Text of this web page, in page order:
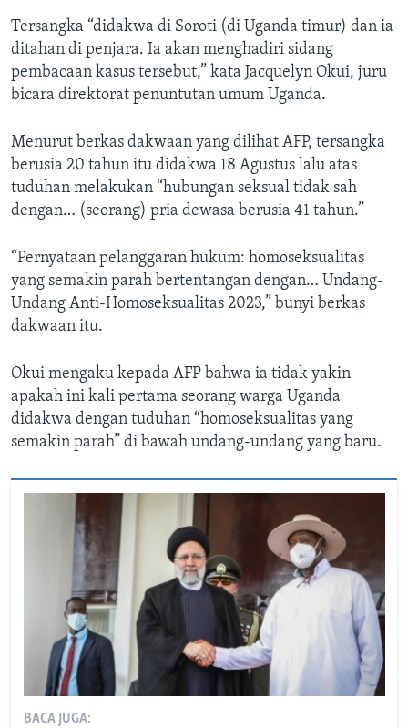
Tersangka “didakwa di Soroti (di Uganda timur) dan ia
ditahan di penjara. Ia akan menghadiri sidang
pembacaan kasus tersebut,” kata Jacquelyn Okui, juru
bicara direktorat penuntutan umum Uganda.
Menurut berkas dakwaan yang dilihat AFP, tersangka
berusia 20 tahun itu didakwa 18 Agustus lalu atas
tuduhan melakukan “hubungan seksual tidak sah
dengan… (seorang) pria dewasa berusia 41 tahun.”
“Pernyataan pelanggaran hukum: homoseksualitas
yang semakin parah bertentangan dengan… Undang-
Undang Anti-Homoseksualitas 2023,” bunyi berkas
dakwaan itu.
Okui mengaku kepada AFP bahwa ia tidak yakin
apakah ini kali pertama seorang warga Uganda
didakwa dengan tuduhan “homoseksualitas yang
semakin parah” di bawah undang-undang yang baru.
BACA JUGA: